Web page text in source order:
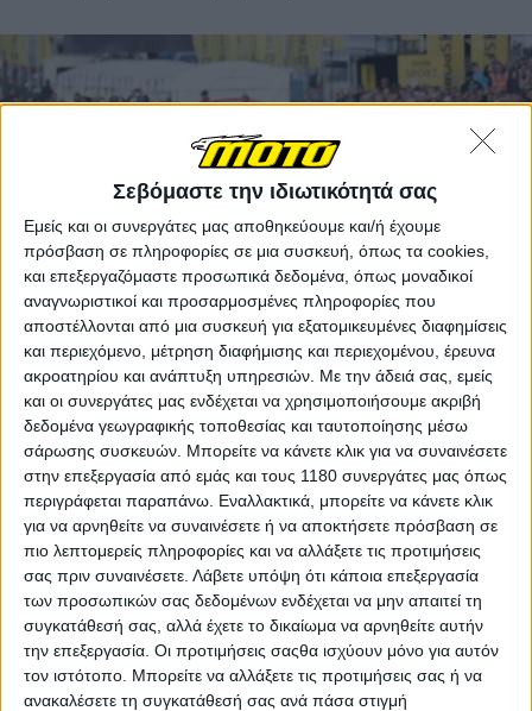
Σεβόμαστε την ιδιωτικότητά σας
Εμείς και οι συνεργάτες μας αποθηκεύουμε και/ή έχουμε
πρόσβαση σε πληροφορίες σε μια συσκευή, όπως τα cookies,
και επεξεργαζόμαστε προσωπικά δεδομένα, όπως μοναδικοί
αναγνωριστικοί και προσαρμοσμένες πληροφορίες που
αποστέλλονται από μια συσκευή για εξατομικευμένες διαφημίσεις
και περιεχόμενο, μέτρηση διαφήμισης και περιεχομένου, έρευνα
ακροατηρίου και ανάπτυξη υπηρεσιών. Με την άδειά σας, εμείς
και οι συνεργάτες μας ενδέχεται να χρησιμοποιήσουμε ακριβή
δεδομένα γεωγραφικής τοποθεσίας και ταυτοποίησης μέσω
σάρωσης συσκευών. Μπορείτε να κάνετε κλικ για να συναινέσετε
στην επεξεργασία από εμάς και τους 1180 συνεργάτες μας όπως
περιγράφεται παραπάνω. Εναλλακτικά, μπορείτε να κάνετε κλικ
για να αρνηθείτε να συναινέσετε ή να αποκτήσετε πρόσβαση σε
πιο λεπτομερείς πληροφορίες και να αλλάξετε τις προτιμήσεις
σας πριν συναινέσετε. Λάβετε υπόψη ότι κάποια επεξεργασία
των προσωπικών σας δεδομένων ενδέχεται να μην απαιτεί τη
συγκατάθεσή σας, αλλά έχετε το δικαίωμα να αρνηθείτε αυτήν
την επεξεργασία. Οι προτιμήσεις σαςθα ισχύουν μόνο για αυτόν
τον ιστότοπο. Μπορείτε να αλλάξετε τις προτιμήσεις σας ή να
ανακαλέσετε τη συγκατάθεσή σας ανά πάσα στιγμή
Ο συγκεκριμένος αγώνας είχε αντιμετωπίσει
προβλήματα και το 2022, όταν οι συνθήκες
επιδεινώνονταν διαρκώς λόγω της έντονης και
επίμονης βροχόπτωσης, που συνετέλεσε και στις
πολλές πτώσεις που είδαμε εκείνη την χρονιά.
Έχοντας ως πρώτο μέλημα την ασφάλεια των
αναβατών (όσο αυτή είναι εφικτή όταν μιλάμε για
αγώνες σε δημόσιους δρόμους) αποφασίστηκε η
διακοπή του αγώνα.